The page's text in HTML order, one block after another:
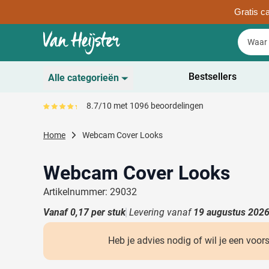
Gratis
Ga naar de inhoud Zoek
Zoek
Alle categorieën
Duurzaam
Toon submenu voor
Kantoorartikelen
Toon submenu voor
Tassen
Toon submenu voor
Toon submenu voor
Bestsellers
Gemiddeld reviewpercentage is 87
8.7/10 met 1096 beoordelingen
Home Webcam Cover Looks
Webcam Cover Looks
Artikelnummer: 29032
Vanaf0,17per stuk Levering vanaf 19 augustus 2026
Heb je advies nodig of wil je een